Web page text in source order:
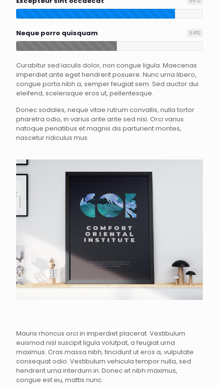
Neque porro quisquam 54%
Curabitur sed iaculis dolor, non congue ligula. Maecenas
imperdiet ante eget hendrerit posuere. Nunc urna libero,
congue porta nibh a, semper feugiat sem. Sed auctor dui
eleifend, scelerisque eros ut, pellentesque.
Donec sodales, neque vitae rutrum convallis, nulla tortor
pharetra odio, in varius ante ante sed nisi. Orci varius
natoque penatibus et magnis dis parturient montes,
nascetur ridiculus mus.
Mauris rhoncus orci in imperdiet placerat. Vestibulum
euismod nisl suscipit ligula volutpat, a feugiat urna
maximus. Cras massa nibh, tincidunt ut eros a, vulputate
consequat odio. Vestibulum vehicula tempor nulla, sed
hendrerit urna interdum in. Donec et nibh maximus,
congue est eu, mattis nunc.